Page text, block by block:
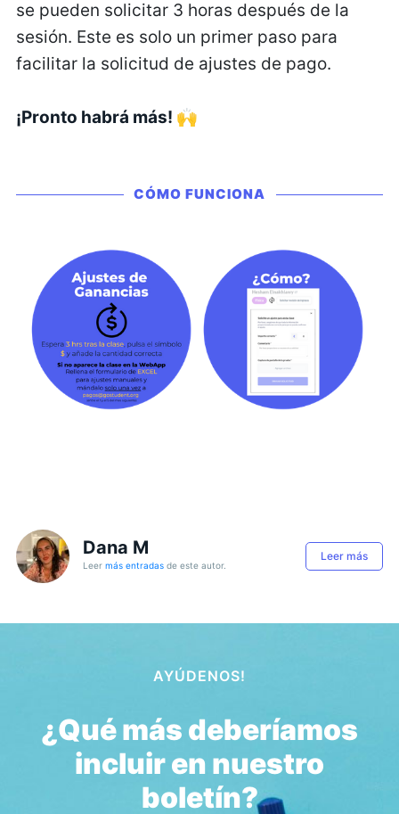
se pueden solicitar 3 horas después de la
sesión. Este es solo un primer paso para
facilitar la solicitud de ajustes de pago.
¡Pronto habrá más! 🙌
CÓMO FUNCIONA
Dana M
Leer más entradasde este autor.
Leer más
AYÚDENOS!
¿Qué más deberíamos
incluir en nuestro
boletín?